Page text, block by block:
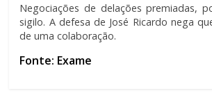
Negociações de delações premiadas,
sigilo. A defesa de José Ricardo nega
de uma colaboração.
Fonte: Exame